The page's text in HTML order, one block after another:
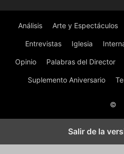
Análisis Arte y Espectáculos
Entrevistas Iglesia
Opinio Palabras del Director
Suplemento Aniversario
©
Salir de la